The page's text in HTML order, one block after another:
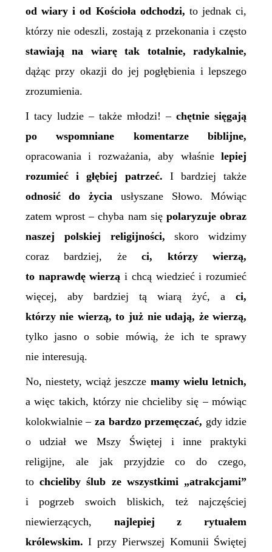
od wiary i od Kościoła odchodzi, to jednak ci,
którzy nie odeszli, zostają z przekonania i często
stawiają na wiarę tak totalnie, radykalnie,
dążąc przy okazji do jej pogłębienia i lepszego
zrozumienia.
I tacy ludzie – także młodzi! –chętnie sięgają
po wspomniane komentarze biblijne,
opracowania i rozważania, aby właśnielepiej
rozumieć i głębiej patrzeć. I bardziej także
odnosić do życia usłyszane Słowo. Mówiąc
zatem wprost – chyba nam się polaryzuje obraz
naszej polskiej religijności, skoro widzimy
coraz bardziej, żeci, którzy wierzą,
to naprawdę wierzą i chcą wiedzieć i rozumieć
więcej, aby bardziej tą wiarą żyć, aci,
którzy nie wierzą, to już nie udają, że wierzą,
tylko jasno o sobie mówią, że ich te sprawy
nie interesują.
No, niestety, wciąż jeszcze mamy wielu letnich,
a więc takich, którzy nie chcieliby się – mówiąc
kolokwialnie – za bardzo przemęczać, gdy idzie
o udział we Mszy Świętej i inne praktyki
religijne, ale jak przyjdzie co do czego,
tochcieliby ślub ze wszystkimi „atrakcjami”
i pogrzeb swoich bliskich, też najczęściej
niewierzących, najlepiej z rytuałem
królewskim. I przy Pierwszej Komunii Świętej